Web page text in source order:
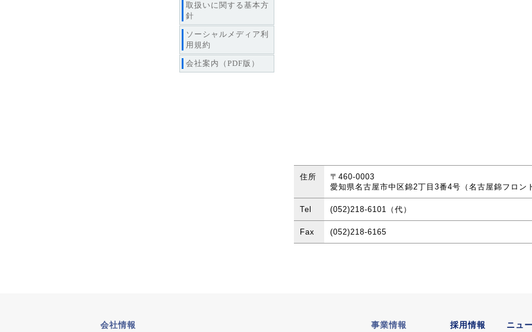
取扱いに関する基本方
針
ソーシャルメディア利
用規約
会社案内（PDF版）
住所
〒460-0003
愛知県名古屋市中区錦2丁目3番4号（名古屋錦フロン
Tel (052)218-6101（代）
Fax (052)218-6165
会社情報 事業情報 採用情報 ニュ